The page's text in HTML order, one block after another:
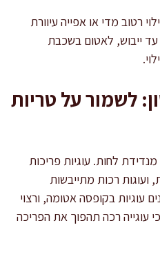
רטוב מדי או אפייה עיוורת
עד ייבוש, לאטום בשכבת
לשמור על טריות
לחות. עוגיות פריכות
ועוגות רכות מתייבשות
עוגיות בקופסה אטומה, ורצוי
עוגייה רכה תהפוך את הפריכה